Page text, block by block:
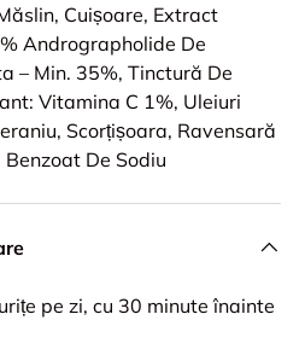
Cuișoare, Extract
Andrographolide De
– Min. 35%, Tinctură De
Vitamina C 1%, Uleiuri
Scorțișoara, Ravensară
De Sodiu
pe zi, cu 30 minute înainte